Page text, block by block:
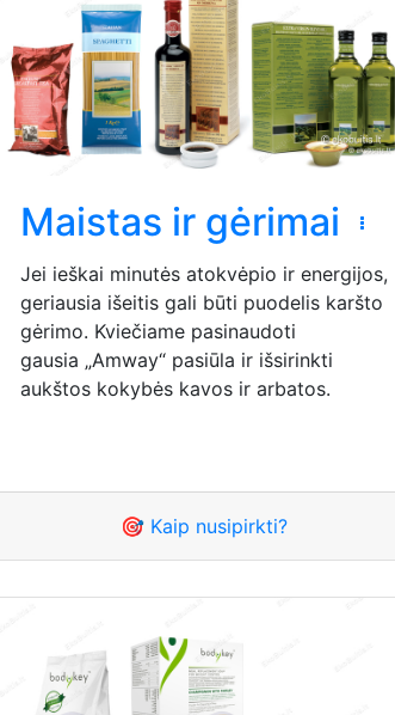
Maistas ir gėrimai
Jei ieškai minutės atokvėpio ir energijos,
geriausia išeitis gali būti puodelis karšto
gėrimo. Kviečiame pasinaudoti
gausia „Amway“ pasiūla ir išsirinkti
aukštos kokybės kavos ir arbatos.
🎯 Kaip nusipirkti?